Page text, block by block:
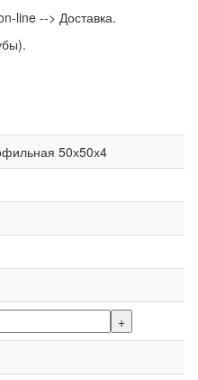
line --> Доставка.
50х50х4
+